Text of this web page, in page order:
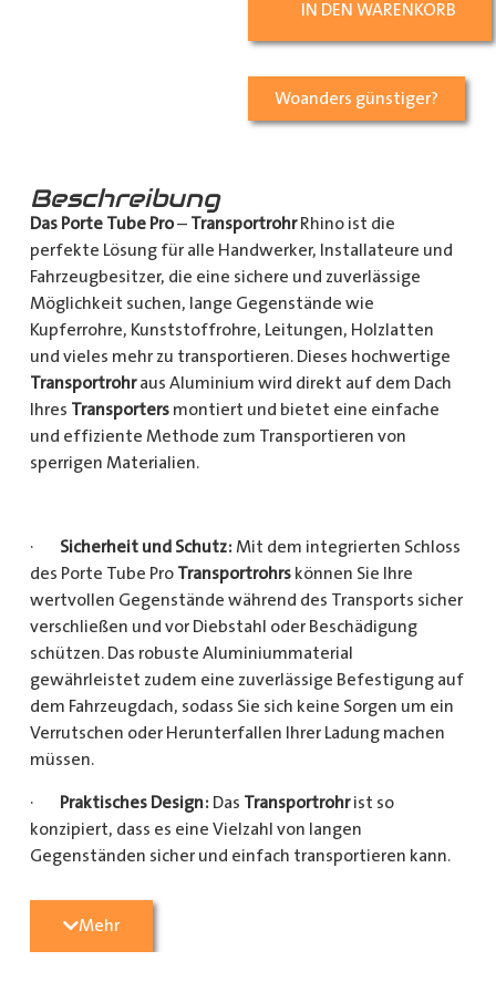
IN DEN WARENKORB
Woanders günstiger?
Beschreibung
Das Porte Tube Pro– TransportrohrRhino ist die
perfekte Lösung für alle Handwerker, Installateure und
Fahrzeugbesitzer, die eine sichere und zuverlässige
Möglichkeit suchen, lange Gegenstände wie
Kupferrohre, Kunststoffrohre, Leitungen, Holzlatten
und vieles mehr zu transportieren. Dieses hochwertige
Transportrohraus Aluminium wird direkt auf dem Dach
Ihres Transportersmontiert und bietet eine einfache
und effiziente Methode zum Transportieren von
sperrigen Materialien.
· Sicherheit und Schutz: Mit dem integrierten Schloss
des Porte Tube Pro Transportrohrskönnen Sie Ihre
wertvollen Gegenstände während des Transports sicher
verschließen und vor Diebstahl oder Beschädigung
schützen. Das robuste Aluminiummaterial
gewährleistet zudem eine zuverlässige Befestigung auf
dem Fahrzeugdach, sodass Sie sich keine Sorgen um ein
Verrutschen oder Herunterfallen Ihrer Ladung machen
müssen.
· Praktisches Design: Das Transportrohrist so
konzipiert, dass es eine Vielzahl von langen
Gegenständen sicher und einfach transportieren kann.
Kunststoffrohre für den Sanitärbereich oder Holzlatten
für den Bau benötigen, dieses
Mehr